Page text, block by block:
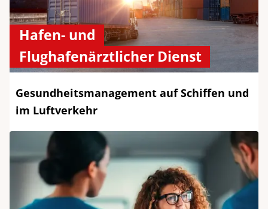
Hafen- und
Flughafenärztlicher Dienst​
Gesundheitsmanagement auf Schiffen und
im Luftverkehr ​